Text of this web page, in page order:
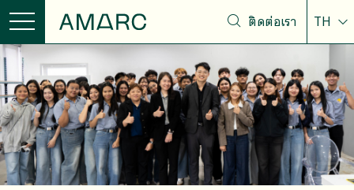
ติดต่อเรา TH